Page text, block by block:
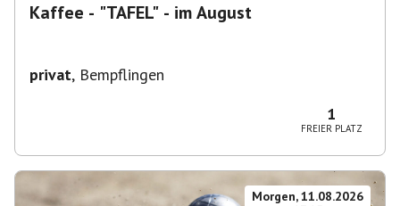
Kaffee - "TAFEL" - im August
privat, Bempflingen
1
FREIER PLATZ
Morgen, 11.08.2026